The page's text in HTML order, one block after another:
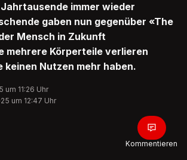
immer wieder
gaben nun gegenüber «The
Mensch in Zukunft
mehrere Körperteile verlieren
keinen Nutzen mehr haben.
um 11:26 Uhr
um 12:47 Uhr
Kommentieren